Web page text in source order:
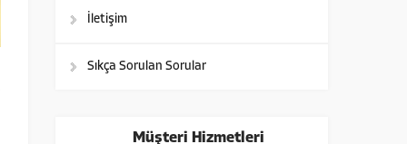
İletişim
Sıkça Sorulan Sorular
Müşteri Hizmetleri